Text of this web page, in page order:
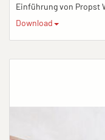
Einführung von Propst
Download